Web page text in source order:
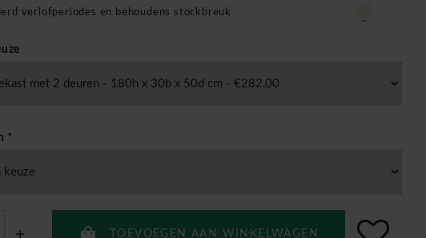
verlofperiodes en behoudens stockbreuk
*
TOEVOEGEN AAN WINKELWAGEN